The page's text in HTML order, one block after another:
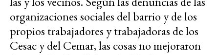
organizaciones sociales del barrio y de los
propios trabajadores y trabajadoras de los
Cesac y del Cemar, las cosas no mejoraron